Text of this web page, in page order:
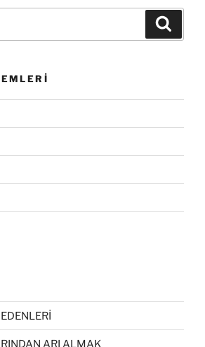
ARI ALMAK